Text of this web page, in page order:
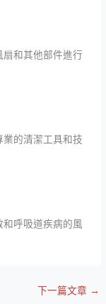
和其他部件進行
的清潔工具和技
呼吸道疾病的風
下一篇文章 →